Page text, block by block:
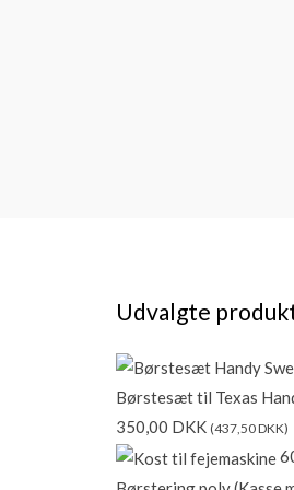
Udvalgte
Børstesæt til Texas
350,00 DKK (437,50DKK)